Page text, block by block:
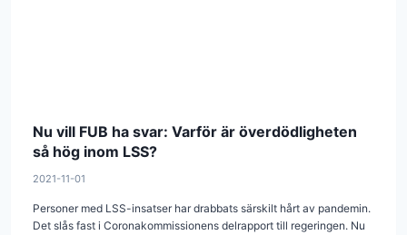
Nu vill FUB ha svar: Varför är överdödligheten
så hög inom LSS?
2021-11-01
Personer med LSS-insatser har drabbats särskilt hårt av pandemin.
Det slås fast i Coronakommissionens delrapport till regeringen. Nu